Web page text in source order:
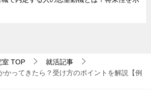
室 TOP
就活記事
かってきたら？受け方のポイントを解説【例